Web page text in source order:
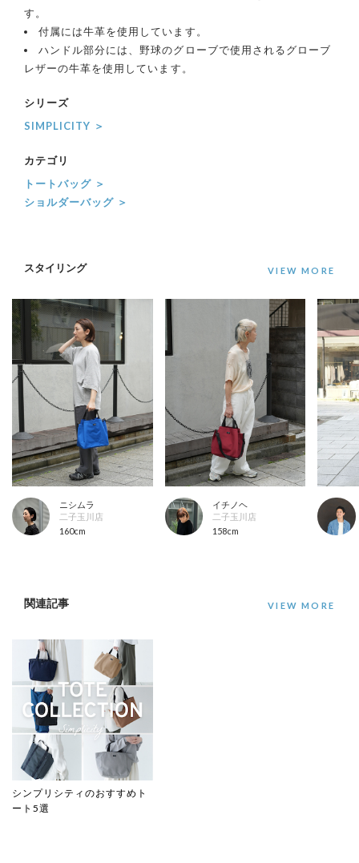
す。
付属には牛革を使用しています。
ハンドル部分には、野球のグローブで使用されるグローブ
レザーの牛革を使用しています。
シリーズ
SIMPLICITY ＞
カテゴリ
トートバッグ ＞
ショルダーバッグ ＞
スタイリング
ニシムラ
二子玉川店
160cm
イチノヘ
二子玉川店
158cm
関連記事
シンプリシティのおすすめト
ート5選
VIEW MORE